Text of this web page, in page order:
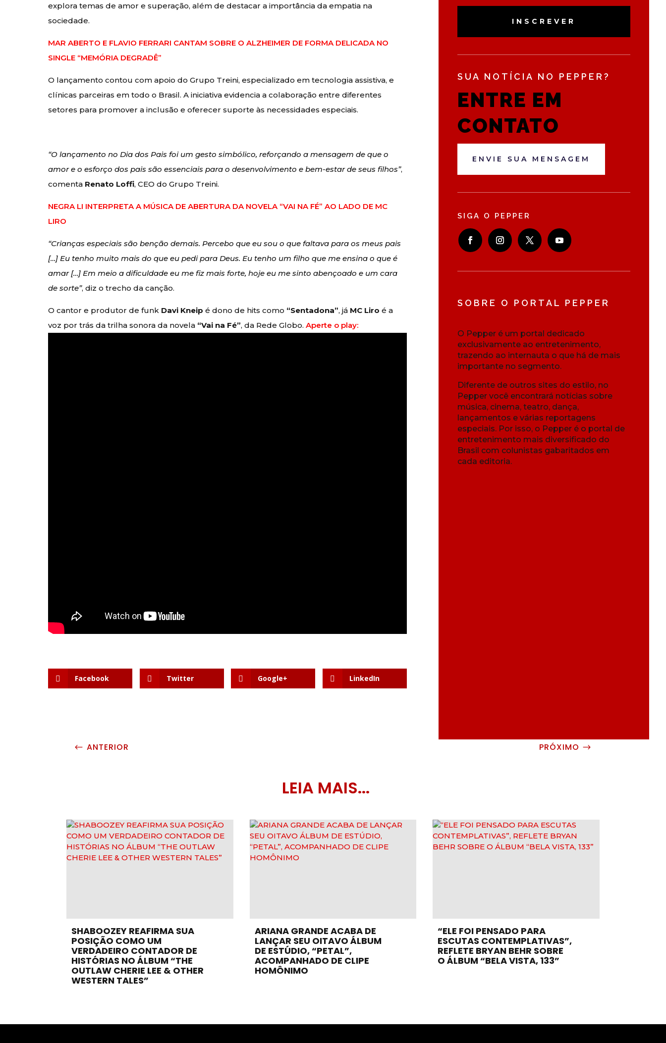
explora temas de amor e superação, além de destacar a importância da empatia na
sociedade.
MAR ABERTO E FLAVIO FERRARI CANTAM SOBRE O ALZHEIMER DE FORMA DELICADA NO
SINGLE “MEMÓRIA DEGRADÊ”
O lançamento contou com apoio do Grupo Treini, especializado em tecnologia assistiva, e
clínicas parceiras em todo o Brasil. A iniciativa evidencia a colaboração entre diferentes
setores para promover a inclusão e oferecer suporte às necessidades especiais.
“O lançamento no Dia dos Pais foi um gesto simbólico, reforçando a mensagem de que o
amor e o esforço dos pais são essenciais para o desenvolvimento e bem-estar de seus filhos”,
comenta Renato Loffi, CEO do Grupo Treini.
NEGRA LI INTERPRETA A MÚSICA DE ABERTURA DA NOVELA “VAI NA FÉ” AO LADO DE MC
LIRO
“Crianças especiais são benção demais. Percebo que eu sou o que faltava para os meus pais
[…] Eu tenho muito mais do que eu pedi para Deus. Eu tenho um filho que me ensina o que é
amar […] Em meio a dificuldade eu me fiz mais forte, hoje eu me sinto abençoado e um cara
de sorte”, diz o trecho da canção.
O cantor e produtor de funk Davi Kneip é dono de hits como “Sentadona”, já MC Liroé a
voz por trás da trilha sonora da novela “Vai na Fé”, da Rede Globo.Aperte o play:
Facebook Twitter Google+ LinkedIn
INSCREVER
SUA NOTÍCIA NO PEPPER?
ENTRE EM
CONTATO
ENVIE SUA MENSAGEM
SIGA O PEPPER
SOBRE O PORTAL PEPPER
O Pepper é um portal dedicado
exclusivamente ao entretenimento,
trazendo ao internauta o que há de mais
importante no segmento.
Diferente de outros sites do estilo, no
Pepper você encontrará notícias sobre
música, cinema, teatro, dança,
lançamentos e várias reportagens
especiais. Por isso, o Pepper é o portal de
entretenimento mais diversificado do
Brasil com colunistas gabaritados em
cada editoria.
# ANTERIOR PRÓXIMO $
LEIA MAIS...
SHABOOZEY REAFIRMA SUA
POSIÇÃO COMO UM
VERDADEIRO CONTADOR DE
HISTÓRIAS NO ÁLBUM “THE
OUTLAW CHERIE LEE & OTHER
WESTERN TALES”
ARIANA GRANDE ACABA DE
LANÇAR SEU OITAVO ÁLBUM
DE ESTÚDIO, “PETAL”,
ACOMPANHADO DE CLIPE
HOMÔNIMO
“ELE FOI PENSADO PARA
ESCUTAS CONTEMPLATIVAS”,
REFLETE BRYAN BEHR SOBRE
O ÁLBUM “BELA VISTA, 133”